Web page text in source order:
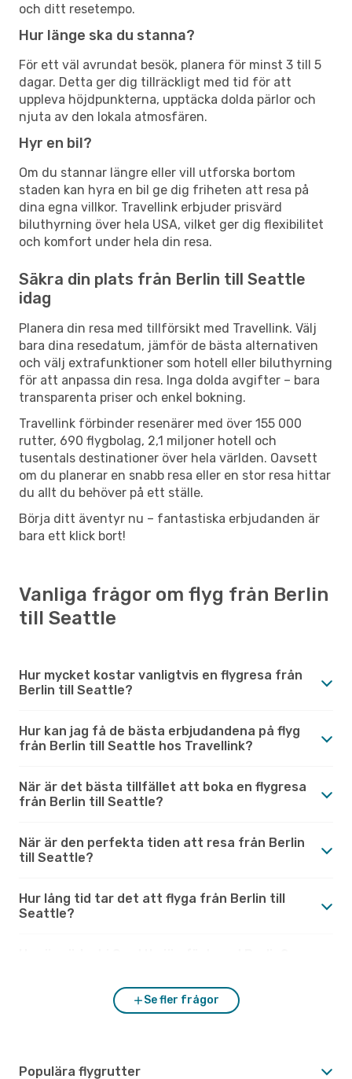
och ditt resetempo.
Hur länge ska du stanna?
För ett väl avrundat besök, planera för minst 3 till 5
dagar. Detta ger dig tillräckligt med tid för att
uppleva höjdpunkterna, upptäcka dolda pärlor och
njuta av den lokala atmosfären.
Hyr en bil?
Om du stannar längre eller vill utforska bortom
staden kan hyra en bil ge dig friheten att resa på
dina egna villkor. Travellink erbjuder prisvärd
biluthyrning över hela USA, vilket ger dig flexibilitet
och komfort under hela din resa.
Säkra din plats från Berlin till Seattle
idag
Planera din resa med tillförsikt med Travellink. Välj
bara dina resedatum, jämför de bästa alternativen
och välj extrafunktioner som hotell eller biluthyrning
för att anpassa din resa. Inga dolda avgifter – bara
transparenta priser och enkel bokning.
Travellink förbinder resenärer med över 155 000
rutter, 690 flygbolag, 2,1 miljoner hotell och
tusentals destinationer över hela världen. Oavsett
om du planerar en snabb resa eller en stor resa hittar
du allt du behöver på ett ställe.
Börja ditt äventyr nu – fantastiska erbjudanden är
bara ett klick bort!
Vanliga frågor om flyg från Berlin
till Seattle
Hur mycket kostar vanligtvis en flygresa från
Berlin till Seattle?
Hur kan jag få de bästa erbjudandena på flyg
från Berlin till Seattle hos Travellink?
När är det bästa tillfället att boka en flygresa
från Berlin till Seattle?
När är den perfekta tiden att resa från Berlin
till Seattle?
Hur lång tid tar det att flyga från Berlin till
Seattle?
Se fler frågor
Populära flygrutter